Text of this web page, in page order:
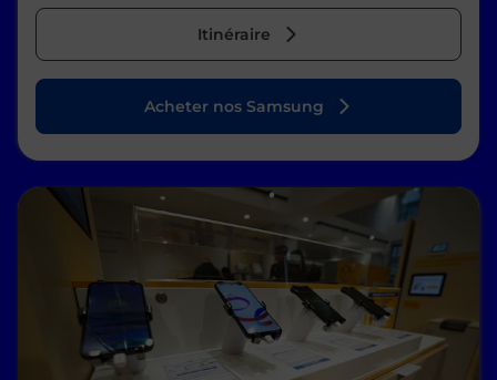
Itinéraire
Acheter nos Samsung